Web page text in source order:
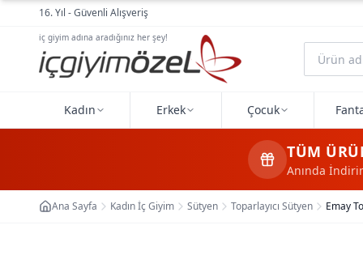
Ana içeriğe geç16. Yıl - Güvenli Alışveriş
iç giyim adına aradığınız her şey!
Kadın Erkek Çocuk
TÜM
Anında
Ana Sayfa Kadın İç Giyim Sütyen Toparlayıcı Sütyen Emay